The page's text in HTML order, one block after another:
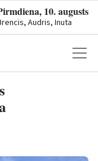
10. augusts
Audris, Inuta